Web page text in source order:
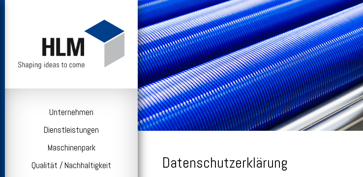
Unternehmen
Dienstleistungen
Maschinenpark
Qualität / Nachhaltigkeit
Datenschutzerklärung